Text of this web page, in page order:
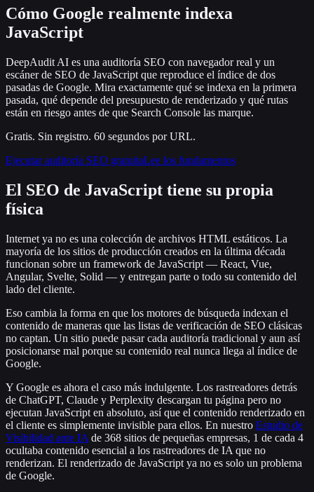
Cómo Google realmente indexa
JavaScript
DeepAudit AI es una auditoría SEO con navegador real y un
escáner de SEO de JavaScript que reproduce el índice de dos
pasadas de Google. Mira exactamente qué se indexa en la primera
pasada, qué depende del presupuesto de renderizado y qué rutas
están en riesgo antes de que Search Console las marque.
Gratis. Sin registro. 60 segundos por URL.
Ejecutar auditoría SEO gratuitaLee los fundamentos
El SEO de JavaScript tiene su propia
física
Internet ya no es una colección de archivos HTML estáticos. La
mayoría de los sitios de producción creados en la última década
funcionan sobre un framework de JavaScript — React, Vue,
Angular, Svelte, Solid — y entregan parte o todo su contenido del
lado del cliente.
Eso cambia la forma en que los motores de búsqueda indexan el
contenido de maneras que las listas de verificación de SEO clásicas
no captan. Un sitio puede pasar cada auditoría tradicional y aun así
posicionarse mal porque su contenido real nunca llega al índice de
Google.
Y Google es ahora el caso más indulgente. Los rastreadores detrás
de ChatGPT, Claude y Perplexity descargan tu página pero no
ejecutan JavaScript en absoluto, así que el contenido renderizado en
el cliente es simplemente invisible para ellos. En nuestro Estudio de
Visibilidad ante IA de 368 sitios de pequeñas empresas, 1 de cada 4
ocultaba contenido esencial a los rastreadores de IA que no
renderizan. El renderizado de JavaScript ya no es solo un problema
de Google.